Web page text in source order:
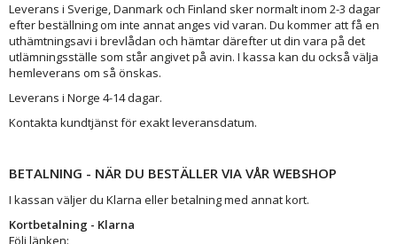
Leverans i Sverige, Danmark och Finland sker normalt inom 2-3 dagar
efter beställning om inte annat anges vid varan. Du kommer att få en
uthämtningsavi i brevlådan och hämtar därefter ut din vara på det
utlämningsställe som står angivet på avin. I kassa kan du också välja
hemleverans om så önskas.
Leverans i Norge 4-14 dagar.
Kontakta kundtjänst för exakt leveransdatum.
BETALNING - NÄR DU BESTÄLLER VIA VÅR WEBSHOP
I kassan väljer du Klarna eller betalning med annat kort.
Kortbetalning - Klarna
Följ länken: